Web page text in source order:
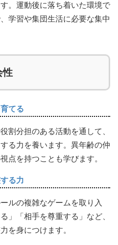
。運動後に落ち着いた環境で
学習や集団生活に必要な集中
性
てる
割分担のある活動を通して、
る力を養います。異年齢の仲
点を持つことも学びます。
る力
ルの複雑なゲームを取り入
」「相手を尊重する」など、
を身につけます。